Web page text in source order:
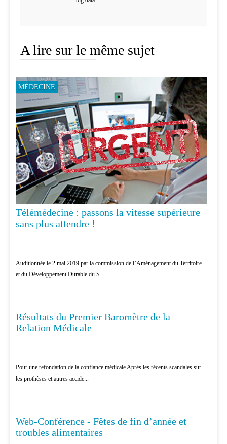
A lire sur le même sujet
MÉDECINE
Télémédecine : passons la vitesse supérieure
sans plus attendre !
Auditionnée le 2 mai 2019 par la commission de l’Aménagement du Territoire
et du Développement Durable du S...
PATIENTS
Résultats du Premier Baromètre de la
Relation Médicale
Pour une refondation de la confiance médicale Après les récents scandales sur
les prothèses et autres accide...
EDUCATION THÉRAPEUTIQUE
Web-Conférence - Fêtes de fin d’année et
troubles alimentaires